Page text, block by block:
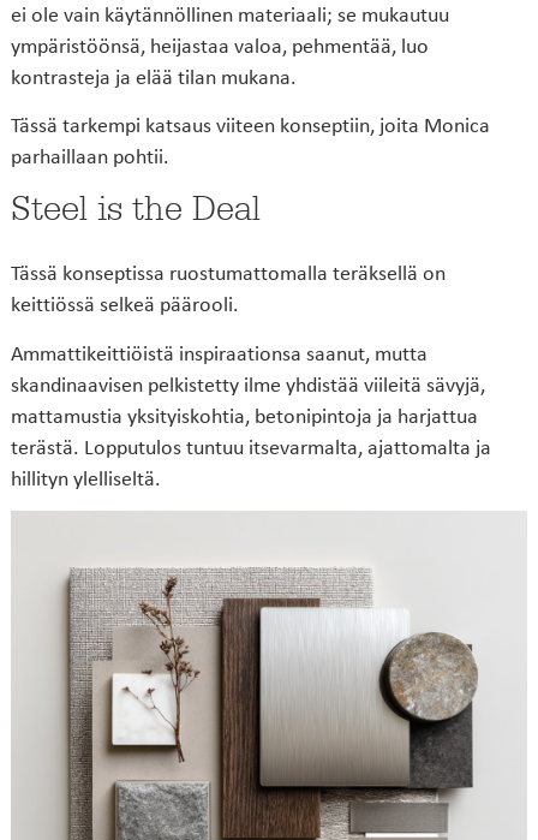
ei ole vain käytännöllinen materiaali; se mukautuu
ympäristöönsä, heijastaa valoa, pehmentää, luo
kontrasteja ja elää tilan mukana.
Tässä tarkempi katsaus viiteen konseptiin, joita Monica
parhaillaan pohtii.
Steel is the Deal
Tässä konseptissa ruostumattomalla teräksellä on
keittiössä selkeä päärooli.
Ammattikeittiöistä inspiraationsa saanut, mutta
skandinaavisen pelkistetty ilme yhdistää viileitä sävyjä,
mattamustia yksityiskohtia, betonipintoja ja harjattua
terästä. Lopputulos tuntuu itsevarmalta, ajattomalta ja
hillityn ylelliseltä.